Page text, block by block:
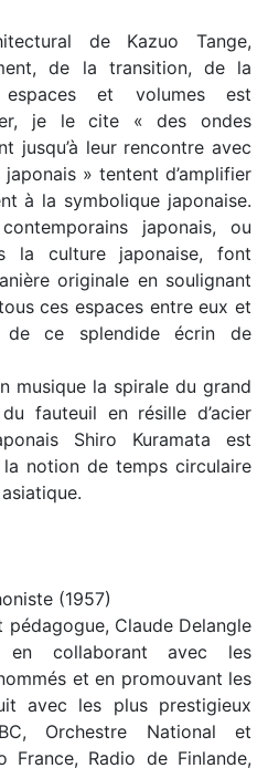
de Kazuo Tange,
de la transition, de la
et volumes est
je le cite « des ondes
jusqu’à leur rencontre avec
» tentent d’amplifier
à la symbolique japonaise.
japonais, ou
la culture japonaise, font
originale en soulignant
ces espaces entre eux et
de ce splendide écrin de
musique la spirale du grand
fauteuil en résille d’acier
Shiro Kuramata est
la notion de temps circulaire
(1957)
Claude Delangle
collaborant avec les
et en promouvant les
avec les plus prestigieux
Orchestre National et
France, Radio de Finlande,